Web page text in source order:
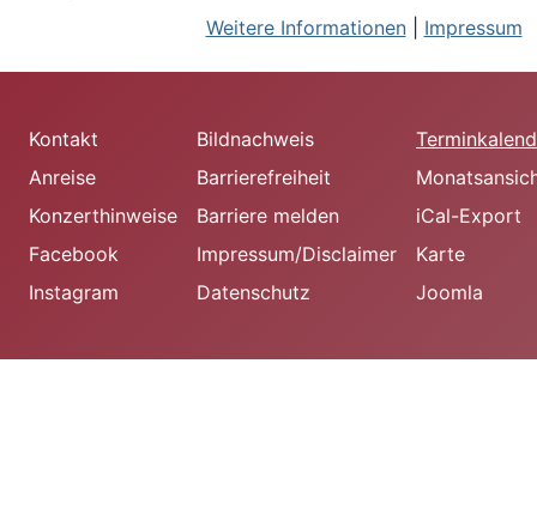
Kontakt
Anreise
Konzerthinweise
Facebook
Instagram
Bildnachweis
Barrierefreiheit
Barriere melden
Impressum/Disclaimer
Datenschutz
iCal-Export
Karte
Joomla
Weitere Informationen| Impressum